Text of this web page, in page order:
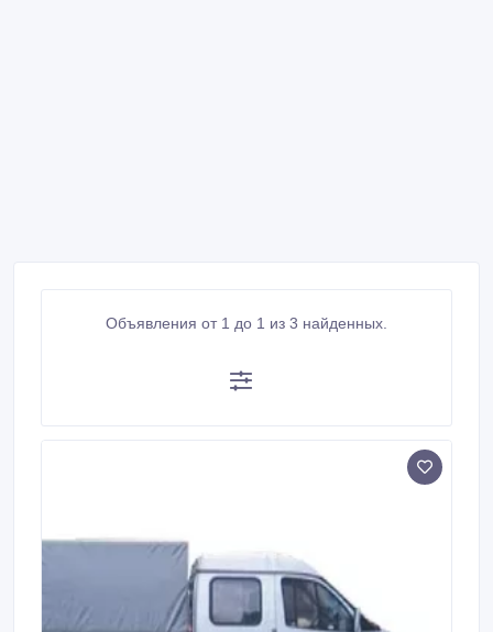
Объявления от 1 до 1 из 3 найденных.